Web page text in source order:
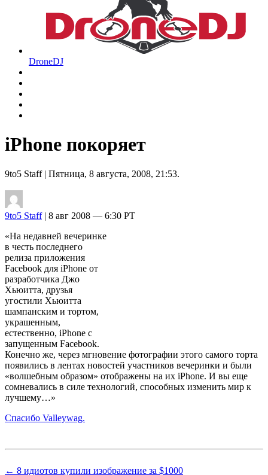
DroneDJ
iPhone покоряет
9to5 Staff| Пятница, 8 августа, 2008, 21:53.
9to5 Staff| 8 авг 2008 — 6:30 PT
«На недавней вечеринке
в честь последнего
релиза приложения
Facebook для iPhone от
разработчика Джо
Хьюитта, друзья
угостили Хьюитта
шампанским и тортом,
украшенным,
естественно, iPhone с
запущенным Facebook.
Конечно же, через мгновение фотографии этого самого торта
появились в лентах новостей участников вечеринки и были
«волшебным образом» отображены на их iPhone. И вы еще
сомневались в силе технологий, способных изменить мир к
лучшему…»
Спасибо Valleywag.
← 8 идиотов купили изображение за $1000